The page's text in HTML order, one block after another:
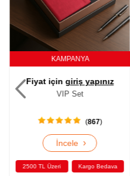
KAMPANYA
Fiyat için giriş yapınız
VIP Set
( 867)
İncele ›
2500 TL Üzeri Kargo Bedava